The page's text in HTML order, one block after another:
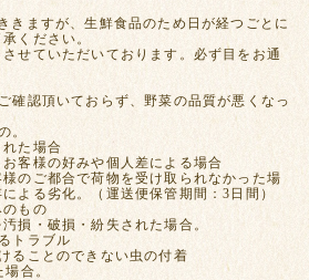
きますが、生鮮食品のため日が経つごとに
ください。
せていただいております。必ず目をお通
確認頂いておらず、野菜の品質が悪くなっ
。
れた場合
客様の好みや個人差による場合
様のご都合で荷物を受け取られなかった場
よる劣化。（運送便保管期間：3日間）
のもの
損・破損・紛失された場合。
トラブル
ることのできない虫の付着
合。